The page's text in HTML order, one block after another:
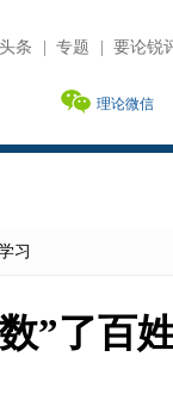
头条 专题 要论锐
理论微信
习
”了百